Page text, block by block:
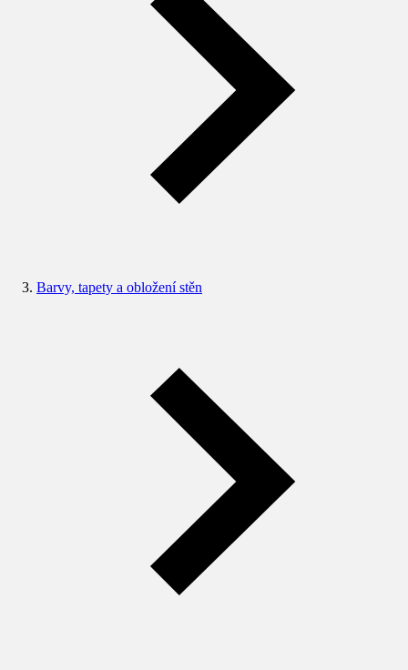
Barvy, tapety a obložení stěn